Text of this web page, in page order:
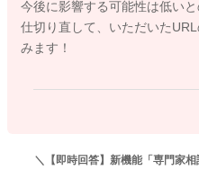
今後に影響する可能性は低いと
仕切り直して、いただいた
みます！
＼【即時回答】新機能「専門家